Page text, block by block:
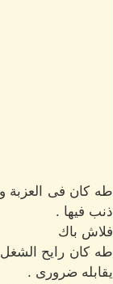
طه كان فى العزبة
ذنب فيها .
فلاش باك
طه كان رايح
يقابله ضرورى .